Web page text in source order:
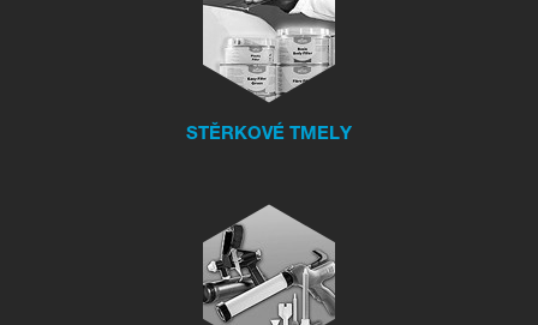
STĚRKOVÉ TMELY